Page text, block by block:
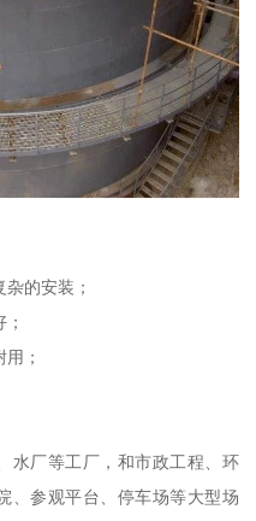
的安装；
；
水厂等工厂，和市政工程、环
、参观平台、停车场等大型场